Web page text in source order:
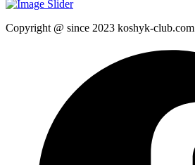
Copyright @ since 2023 koshyk-club.com